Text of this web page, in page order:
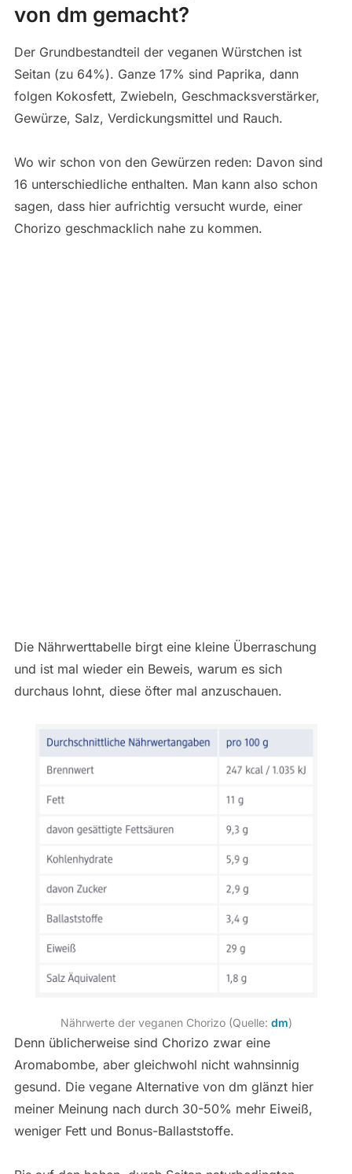
von dm gemacht?
Der Grundbestandteil der veganen Würstchen ist
Seitan (zu 64%). Ganze 17% sind Paprika, dann
folgen Kokosfett, Zwiebeln, Geschmacksverstärker,
Gewürze, Salz, Verdickungsmittel und Rauch.
Wo wir schon von den Gewürzen reden: Davon sind
16 unterschiedliche enthalten. Man kann also schon
sagen, dass hier aufrichtig versucht wurde, einer
Chorizo geschmacklich nahe zu kommen.
Die Nährwerttabelle birgt eine kleine Überraschung
und ist mal wieder ein Beweis, warum es sich
durchaus lohnt, diese öfter mal anzuschauen.
Nährwerte der veganen Chorizo (Quelle: dm)
Denn üblicherweise sind Chorizo zwar eine
Aromabombe, aber gleichwohl nicht wahnsinnig
gesund. Die vegane Alternative von dm glänzt hier
meiner Meinung nach durch 30-50% mehr Eiweiß,
weniger Fett und Bonus-Ballaststoffe.